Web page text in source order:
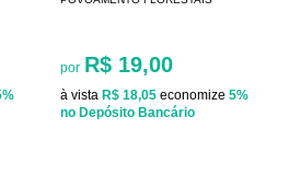
por R$ 19,00
à vista R$ 18,05 economize 5%
no Depósito Bancário